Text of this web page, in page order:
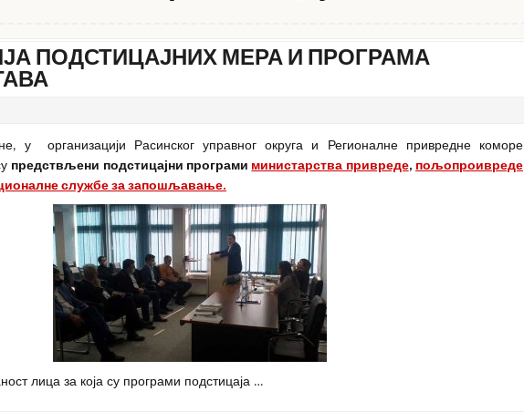
ПОДСТИЦАЈНИХ МЕРА И ПРОГРАМА
у организацији Расинског управног округа и Регионалне привредне коморе
предствљени подстицајни програми министарства привреде, пољопроивреде
службе за запошљавање.
лица за која су програми подстицаја …